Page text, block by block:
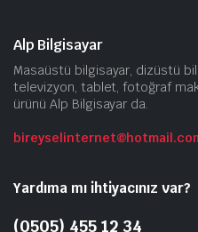
Alp Bilgisayar
Masaüstü bilgisayar, dizüstü
televizyon, tablet, fotoğraf
ürünü Alp Bilgisayar da.
Yardıma mı ihtiyacınız var?
(0505) 455 12 34